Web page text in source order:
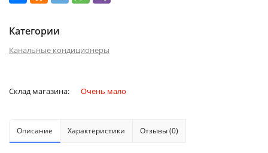
Категории
Канальные кондиционеры
Склад магазина: Очень мало
Описание Характеристики Отзывы (0)